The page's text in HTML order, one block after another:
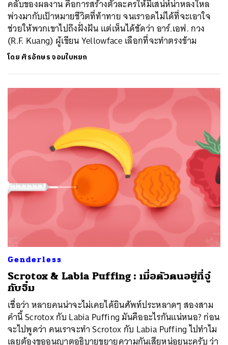
คลับของผลงาน คือการสร้างตัวละครให้มีเสน่ห์น่าหลงใหล
พ่วงมากับเป้าหมายชีวิตที่ท้าทาย จนเราอดไม่ได้ที่จะเอาใจ
ช่วยให้พวกเขาไปถึงฝั่งฝัน แต่เห็นได้ชัดว่า อาร์.เอฟ. กวง
(R.F. Kuang) ผู้เขียน Yellowface เลือกที่จะทำตรงข้าม
โดย ศิรอักษร จอมใบหยก
Genderless
Scrotox & Labia Puffing : เมื่อตัวตนอยู่ที่จู๋
กับจิ๋ม
เชื่อว่า หลายคนน่าจะไม่เคยได้ยินศัพท์ประหลาดๆ สองสาม
คำนี้ Scrotox กับ Labia Puffing มันคืออะไรกันแน่หนอ? ก่อน
จะไปพูดว่า คนเราจะทำ Scrotox กับ Labia Puffing ไปทำไม
เลยต้องขออนุญาตอธิบายขยายความกันเสียหน่อยนะครับ ว่า
ค้นหา